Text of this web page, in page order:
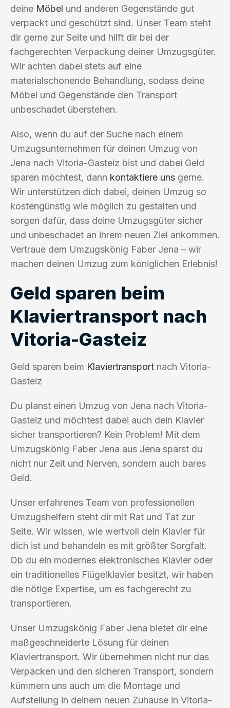
deine Möbel und anderen Gegenstände gut
verpackt und geschützt sind. Unser Team steht
dir gerne zur Seite und hilft dir bei der
fachgerechten Verpackung deiner Umzugsgüter.
Wir achten dabei stets auf eine
materialschonende Behandlung, sodass deine
Möbel und Gegenstände den Transport
unbeschadet überstehen.
Also, wenn du auf der Suche nach einem
Umzugsunternehmen für deinen Umzug von
Jena nach Vitoria-Gasteiz bist und dabei Geld
sparen möchtest, dann kontaktiere uns gerne.
Wir unterstützen dich dabei, deinen Umzug so
kostengünstig wie möglich zu gestalten und
sorgen dafür, dass deine Umzugsgüter sicher
und unbeschadet an ihrem neuen Ziel ankommen.
Vertraue dem Umzugskönig Faber Jena – wir
machen deinen Umzug zum königlichen Erlebnis!
Geld sparen beim
Klaviertransport nach
Vitoria-Gasteiz
Geld sparen beim Klaviertransport nach Vitoria-
Gasteiz
Du planst einen Umzug von Jena nach Vitoria-
Gasteiz und möchtest dabei auch dein Klavier
sicher transportieren? Kein Problem! Mit dem
Umzugskönig Faber Jena aus Jena sparst du
nicht nur Zeit und Nerven, sondern auch bares
Geld.
Unser erfahrenes Team von professionellen
Umzugshelfern steht dir mit Rat und Tat zur
Seite. Wir wissen, wie wertvoll dein Klavier für
dich ist und behandeln es mit größter Sorgfalt.
Ob du ein modernes elektronisches Klavier oder
ein traditionelles Flügelklavier besitzt, wir haben
die nötige Expertise, um es fachgerecht zu
transportieren.
Unser Umzugskönig Faber Jena bietet dir eine
maßgeschneiderte Lösung für deinen
Klaviertransport. Wir übernehmen nicht nur das
Verpacken und den sicheren Transport, sondern
kümmern uns auch um die Montage und
Aufstellung in deinem neuen Zuhause in Vitoria-